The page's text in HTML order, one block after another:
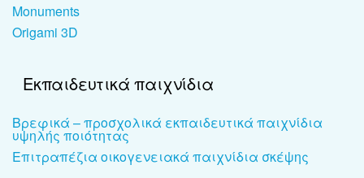
Monuments
Origami 3D
Εκπαιδευτικά παιχνίδια
Βρεφικά – προσχολικά εκπαιδευτικά παιχνίδια
υψηλής ποιότητας
Επιτραπέζια οικογενειακά παιχνίδια σκέψης